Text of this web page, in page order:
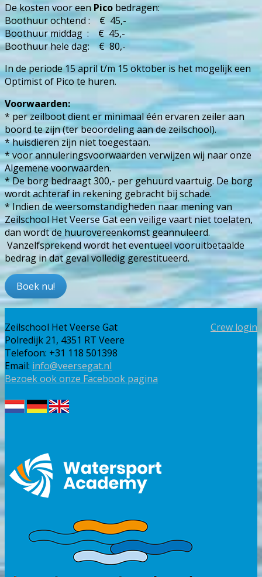
De kosten voor een Pico bedragen:
Boothuur ochtend : € 45,-
Boothuur middag : € 45,-
Boothuur hele dag: € 80,-
In de periode 15 april t/m 15 oktober is het mogelijk een
Optimist of Pico te huren.
Voorwaarden:
* per zeilboot dient er minimaal één ervaren zeiler aan
boord te zijn (ter beoordeling aan de zeilschool).
* huisdieren zijn niet toegestaan.
* voor annuleringsvoorwaarden verwijzen wij naar onze
Algemene voorwaarden.
* De borg bedraagt 300,- per gehuurd vaartuig. De borg
wordt achteraf in rekening gebracht bij schade.
* Indien de weersomstandigheden naar mening van
Zeilschool Het Veerse Gat een veilige vaart niet toelaten,
dan wordt de huurovereenkomst geannuleerd.
Vanzelfsprekend wordt het eventueel vooruitbetaalde
bedrag in dat geval volledig gerestitueerd.
Boek nu!
Crew login
Zeilschool Het Veerse Gat
Polredijk 21, 4351 RT Veere
Telefoon: +31 118 501398
Email: info@veersegat.nl
Bezoek ook onze Facebook pagina